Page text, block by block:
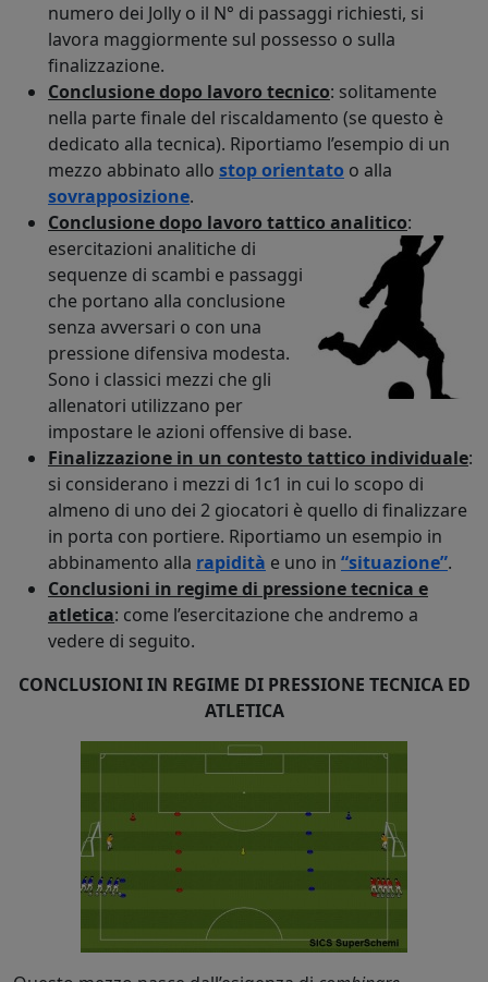
numero dei Jolly o il N° di passaggi richiesti, si
lavora maggiormente sul possesso o sulla
finalizzazione.
Conclusione dopo lavoro tecnico: solitamente
nella parte finale del riscaldamento (se questo è
dedicato alla tecnica). Riportiamo l’esempio di un
mezzo abbinato allo stop orientato o alla
sovrapposizione.
Conclusione dopo lavoro tattico analitico:
esercitazioni analitiche di
sequenze di scambi e passaggi
che portano alla conclusione
senza avversari o con una
pressione difensiva modesta.
Sono i classici mezzi che gli
allenatori utilizzano per
impostare le azioni offensive di base.
Finalizzazione in un contesto tattico individuale:
si considerano i mezzi di 1c1 in cui lo scopo di
almeno di uno dei 2 giocatori è quello di finalizzare
in porta con portiere. Riportiamo un esempio in
abbinamento alla rapidità e uno in “situazione”.
Conclusioni in regime di pressione tecnica e
atletica: come l’esercitazione che andremo a
vedere di seguito.
CONCLUSIONI IN REGIME DI PRESSIONE TECNICA ED
ATLETICA